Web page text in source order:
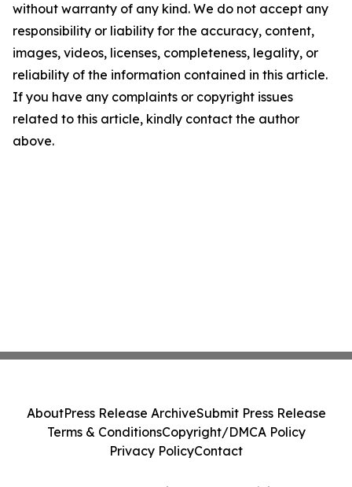
without warranty of any kind. We do not accept any
responsibility or liability for the accuracy, content,
images, videos, licenses, completeness, legality, or
reliability of the information contained in this article.
If you have any complaints or copyright issues
related to this article, kindly contact the author
above.
AboutPress Release ArchiveSubmit Press Release
Terms & ConditionsCopyright/DMCA Policy
Privacy PolicyContact